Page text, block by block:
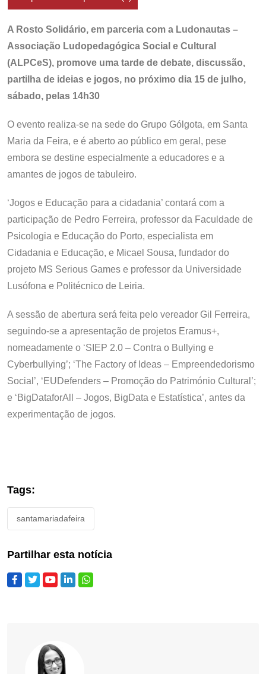
A Rosto Solidário, em parceria com a Ludonautas –
Associação Ludopedagógica Social e Cultural
(ALPCeS), promove uma tarde de debate, discussão,
partilha de ideias e jogos, no próximo dia 15 de julho,
sábado, pelas 14h30
O evento realiza-se na sede do Grupo Gólgota, em Santa
Maria da Feira, e é aberto ao público em geral, pese
embora se destine especialmente a educadores e a
amantes de jogos de tabuleiro.
‘Jogos e Educação para a cidadania’ contará com a
participação de Pedro Ferreira, professor da Faculdade de
Psicologia e Educação do Porto, especialista em
Cidadania e Educação, e Micael Sousa, fundador do
projeto MS Serious Games e professor da Universidade
Lusófona e Politécnico de Leiria.
A sessão de abertura será feita pelo vereador Gil Ferreira,
seguindo-se a apresentação de projetos Eramus+,
nomeadamente o ‘SIEP 2.0 – Contra o Bullying e
Cyberbullying’; ‘The Factory of Ideas – Empreendedorismo
Social’, ‘EUDefenders – Promoção do Património Cultural’;
e ‘BigDataforAll – Jogos, BigData e Estatística’, antes da
experimentação de jogos.
Tags:
santamariadafeira
Partilhar esta notícia